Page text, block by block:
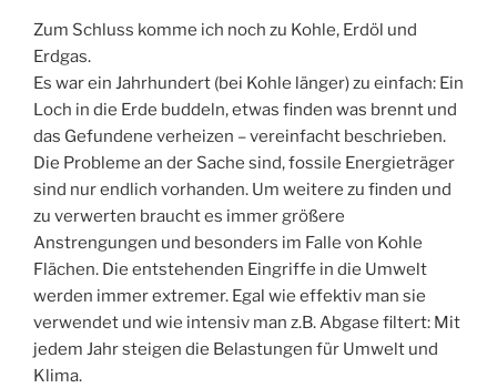
Zum Schluss komme ich noch zu Kohle, Erdöl und
Erdgas.
Es war ein Jahrhundert (bei Kohle länger) zu einfach: Ein
Loch in die Erde buddeln, etwas finden was brennt und
das Gefundene verheizen – vereinfacht beschrieben.
Die Probleme an der Sache sind, fossile Energieträger
sind nur endlich vorhanden. Um weitere zu finden und
zu verwerten braucht es immer größere
Anstrengungen und besonders im Falle von Kohle
Flächen. Die entstehenden Eingriffe in die Umwelt
werden immer extremer. Egal wie effektiv man sie
verwendet und wie intensiv man z.B. Abgase filtert: Mit
jedem Jahr steigen die Belastungen für Umwelt und
Klima.